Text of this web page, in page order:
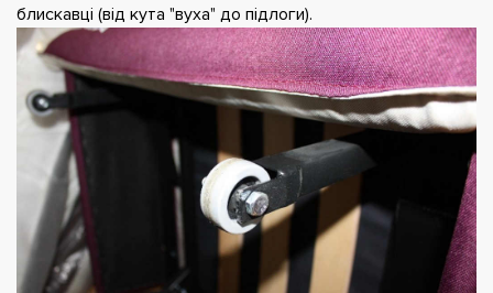
блискавці (від кута "вуха" до підлоги).